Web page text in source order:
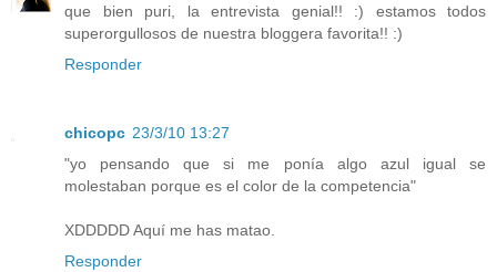
que bien puri, la entrevista genial!! :) estamos todos
superorgullosos de nuestra bloggera favorita!! :)
Responder
chicopc 23/3/10 13:27
"yo pensando que si me ponía algo azul igual se
molestaban porque es el color de la competencia"
XDDDDD Aquí me has matao.
Responder